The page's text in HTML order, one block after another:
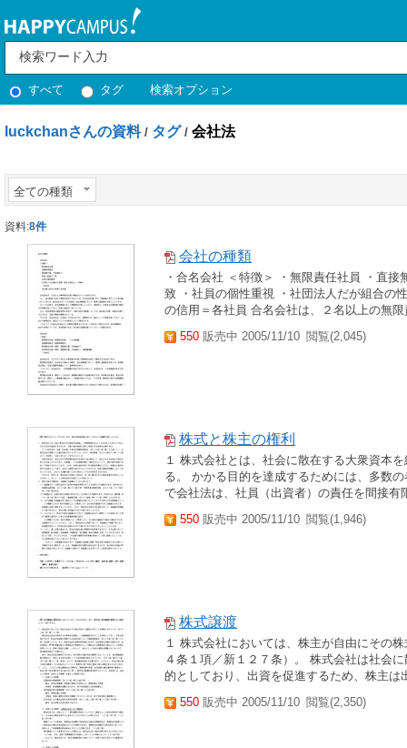
すべて タグ 検索オプション
luckchanさんの資料 / タグ / 会社法
全ての種類
資料:8件
会社の種類
・合名会社 ＜特徴＞ ・無限責任社員 ・直
致 ・社員の個性重視 ・社団法人だが組合の
の信用＝各社員 合名会社は、２名以上の無
550 販売中 2005/11/10 閲覧(2,045)
株式と株主の権利
１ 株式会社とは、社会に散在する大衆資本
る。 かかる目的を達成するためには、多数
で会社法は、社員（出資者）の責任を間接
550 販売中 2005/11/10 閲覧(1,946)
株式譲渡
１ 株式会社においては、株主が自由にその
４条１項／新１２７条）。 株式会社は社会
的としており、出資を促進するため、株主
550 販売中 2005/11/10 閲覧(2,350)